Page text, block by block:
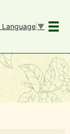
メ
Language ▼